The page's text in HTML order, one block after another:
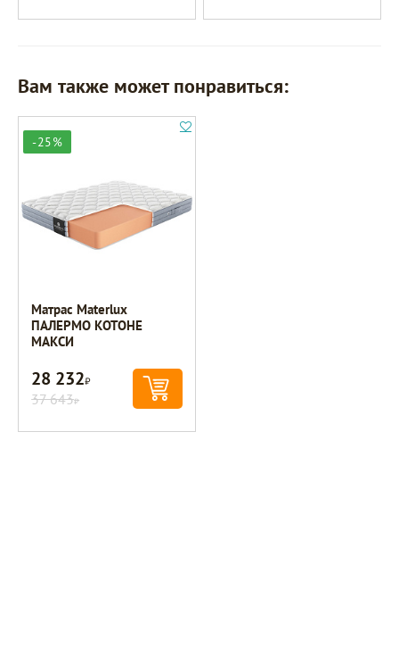
Вам также может понравиться:
-25%
Матрас Materlux
ПАЛЕРМО КОТОНЕ
МАКСИ
28 232Р
37 643Р